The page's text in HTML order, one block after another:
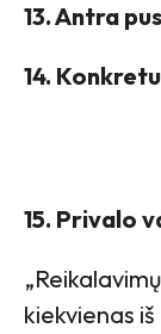
13. Antra
14.
15. Privalo
kiekvienas